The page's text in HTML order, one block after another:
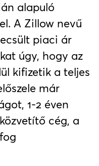
alapuló
A Zillow nevű
piaci ár
úgy, hogy az
kifizetik a teljes
már
1-2 éven
cég, a